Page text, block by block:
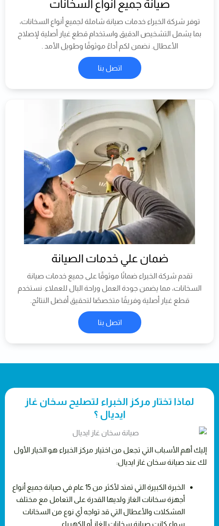
صيانة جميع أنواع السخانات
توفر شركة الخبراء خدمات صيانة شاملة لجميع أنواع السخانات،
بما يشمل التشخيص الدقيق واستخدام قطع غيار أصلية لإصلاح
الأعطال. نضمن لكم أداءً موثوقًا وطويل الأمد .
اتصل بنا
ضمان علي خدمات الصيانة
تقدم شركة الخبراء ضمانًا موثوقًا على جميع خدمات صيانة
السخانات، مما يضمن جودة العمل وراحة البال للعملاء. نستخدم
قطع غيار أصلية وفريقًا متخصصًا لتحقيق أفضل النتائج.
اتصل بنا
لماذا تختار مركز الخبراء لتصليح سخان غاز
ايديال ؟
إليك أهم الأسباب التي تجعل من اختيار مركز الخبراء هو الخيار الأول
لك عند صيانة سخان غاز ايديال:
الخبرة الكبيرة التي تمتد لأكثر من 15 عام في صيانة جميع أنواع
أجهزة سخانات الغاز ولديها القدرة على التعامل مع مختلف
المشكلات والأعطال التي قد تواجه أي نوع من السخانات
سواء كانت صيانة سخانات الغاز أو الكهرباء.